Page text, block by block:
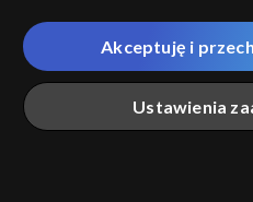
Zwierzaki Czytaki
Idealny motywator
które wskazujemy poniżej, a
przez nas identyfikatora PPID
Twoje dane osobowe zbierane
Ciebie naszych
poszczególnych
„Portalem”, w tym informacje
Ustawienia
Akceptuję i